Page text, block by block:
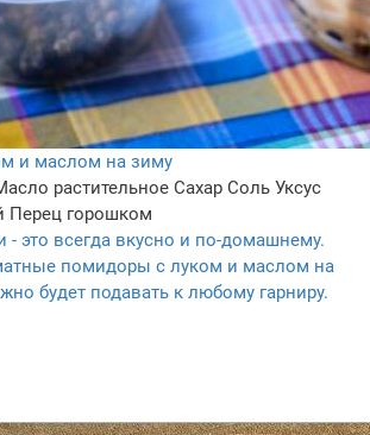
и маслом на зиму
растительное Сахар Соль Уксус
Перец горошком
- это всегда вкусно и по-домашнему.
помидоры с луком и маслом на
будет подавать к любому гарниру.